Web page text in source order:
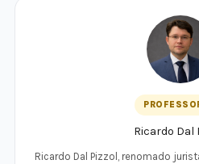
Ricardo Dal
Ricardo Dal Pizzol, renomado